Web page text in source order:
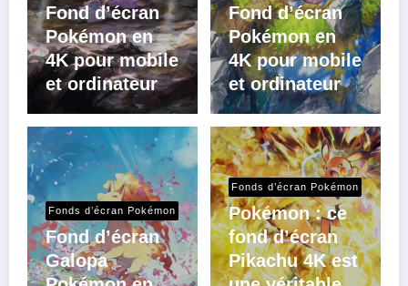
Fond d’écran
Pokémon en
4K pour mobile
et ordinateur
Fond d’écran
Pokémon en
4K pour mobile
et ordinateur
Fonds d’écran Pokémon
Fond d’écran
Galopa
Fonds d’écran Pokémon
Pokémon : ce
fond d’écran
Pikachu 4K est